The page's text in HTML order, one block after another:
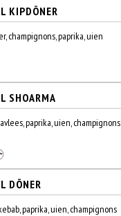
KIPDÖNER
champignons, paprika, uien
SHOARMA
paprika, uien, champignons
DÖNER
paprika, uien, champignons